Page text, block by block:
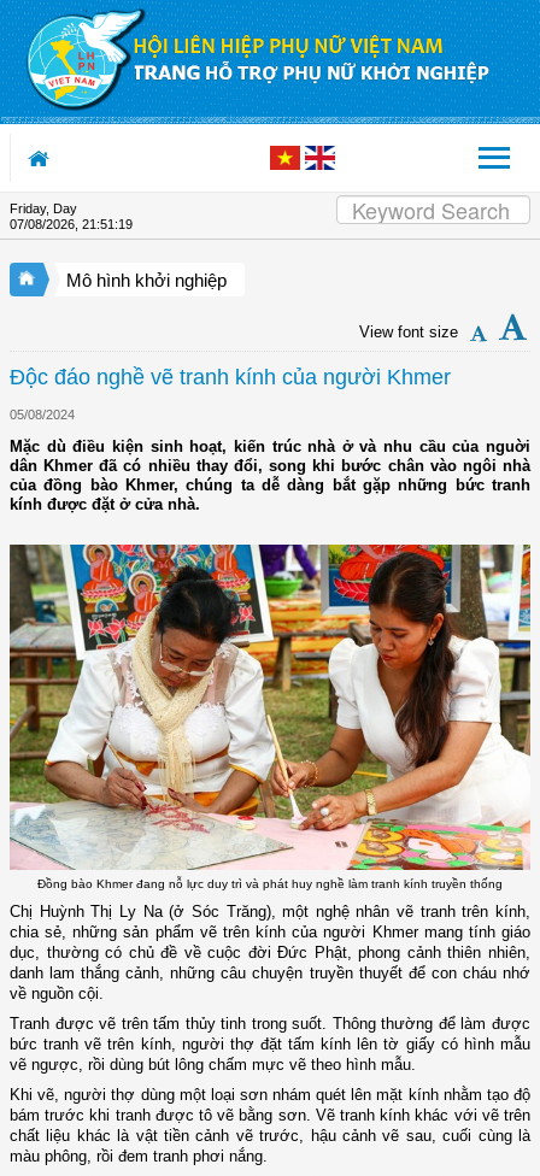
Skip to Content
Friday, Day
07/08/2026 21:51:19
Mô hình khởi nghiệp
View font size
Độc đáo nghề vẽ tranh kính của người Khmer
05/08/2024
Mặc dù điều kiện sinh hoạt, kiến trúc nhà ở và nhu cầu của nguời
dân Khmer đã có nhiều thay đổi, song khi bước chân vào ngôi nhà
của đồng bào Khmer, chúng ta dễ dàng bắt gặp những bức tranh
kính được đặt ở cửa nhà.
Đồng bào Khmer đang nỗ lực duy trì và phát huy nghề làm tranh kính truyền thống
Chị Huỳnh Thị Ly Na (ở Sóc Trăng), một nghệ nhân vẽ tranh trên kính,
chia sẻ, những sản phẩm vẽ trên kính của người Khmer mang tính giáo
dục, thường có chủ đề về cuộc đời Đức Phật, phong cảnh thiên nhiên,
danh lam thắng cảnh, những câu chuyện truyền thuyết để con cháu nhớ
về nguồn cội.
Tranh được vẽ trên tấm thủy tinh trong suốt. Thông thường để làm được
bức tranh vẽ trên kính, người thợ đặt tấm kính lên tờ giấy có hình mẫu
vẽ ngược, rồi dùng bút lông chấm mực vẽ theo hình mẫu.
Khi vẽ, người thợ dùng một loại sơn nhám quét lên mặt kính nhằm tạo độ
bám trước khi tranh được tô vẽ bằng sơn. Vẽ tranh kính khác với vẽ trên
chất liệu khác là vật tiền cảnh vẽ trước, hậu cảnh vẽ sau, cuối cùng là
màu phông, rồi đem tranh phơi nắng.